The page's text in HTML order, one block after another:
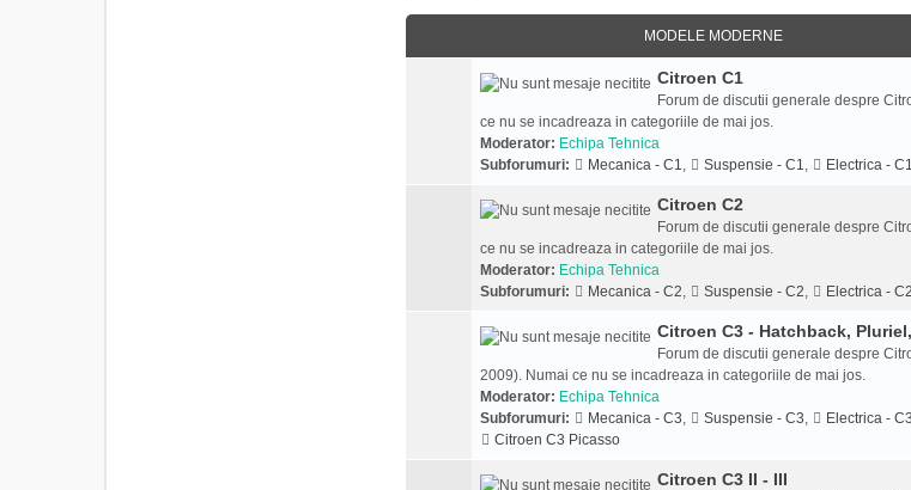
MODELE MODERNE
Citroen C1
Forum de discutii generale despre
ce nu se incadreaza in categoriile de mai jos.
Moderator: Echipa Tehnica
Subforumuri:
Mecanica - C1, Suspensie - C1, Electrica - C1
Citroen C2
Forum de discutii generale despre
ce nu se incadreaza in categoriile de mai jos.
Moderator: Echipa Tehnica
Subforumuri:
Mecanica - C2, Suspensie - C2, Electrica - C2
Citroen C3 - Hatchback,
Forum de discutii generale despre
2009). Numai ce nu se incadreaza in categoriile de mai jos.
Moderator: Echipa Tehnica
Subforumuri:
Mecanica - C3, Suspensie - C3, Electrica - C3
Citroen C3 Picasso
Citroen C3 II - III